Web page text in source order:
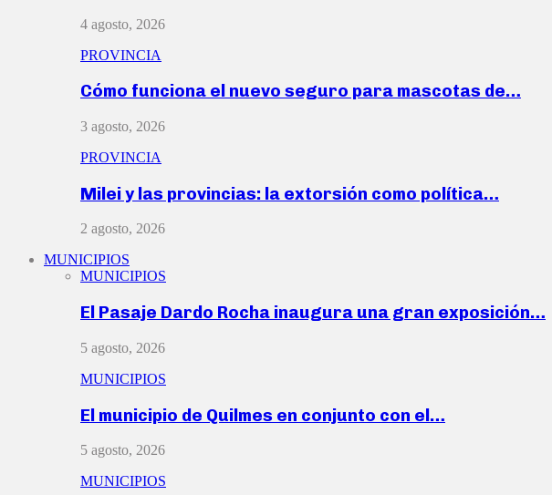
4 agosto, 2026
PROVINCIA
Cómo funciona el nuevo seguro para mascotas de…
3 agosto, 2026
PROVINCIA
Milei y las provincias: la extorsión como política…
2 agosto, 2026
MUNICIPIOS
MUNICIPIOS
El Pasaje Dardo Rocha inaugura una gran exposición…
5 agosto, 2026
MUNICIPIOS
El municipio de Quilmes en conjunto con el…
5 agosto, 2026
MUNICIPIOS